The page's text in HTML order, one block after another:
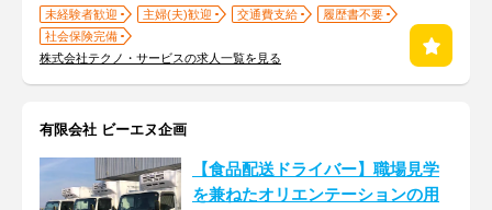
未経験者歓迎 主婦(夫)歓迎 交通費支給
履歴書不要
社会保険完備
株式会社テクノ・サービスの求人一覧を見る
有限会社 ビーエヌ企画
【食品配送ドライバー】職場見学
を兼ねたオリエンテーションの用